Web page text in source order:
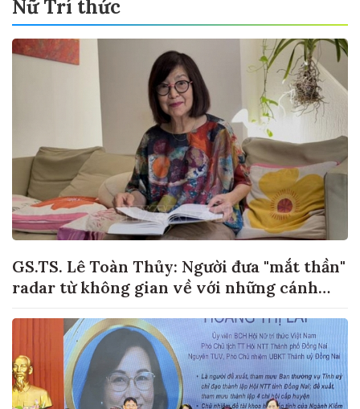
Nữ Trí thức
GS.TS. Lê Toàn Thủy: Người đưa "mắt thần"
radar từ không gian về với những cánh